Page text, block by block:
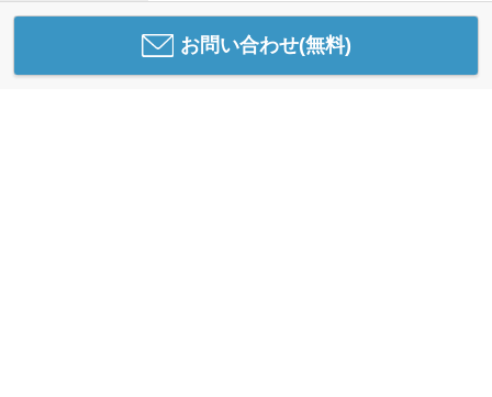
お問い合わせ(無料)